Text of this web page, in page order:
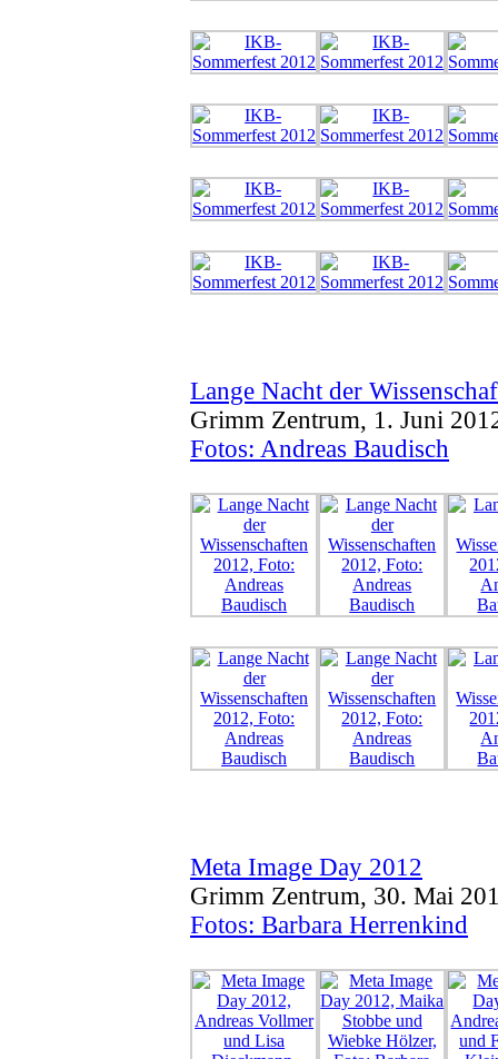
Lange Nacht der
Grimm Zentrum, 1. Juni
Fotos: Andreas Baudisch
Meta Image Day 2012
Grimm Zentrum, 30. Mai
Fotos: Barbara Herrenkind